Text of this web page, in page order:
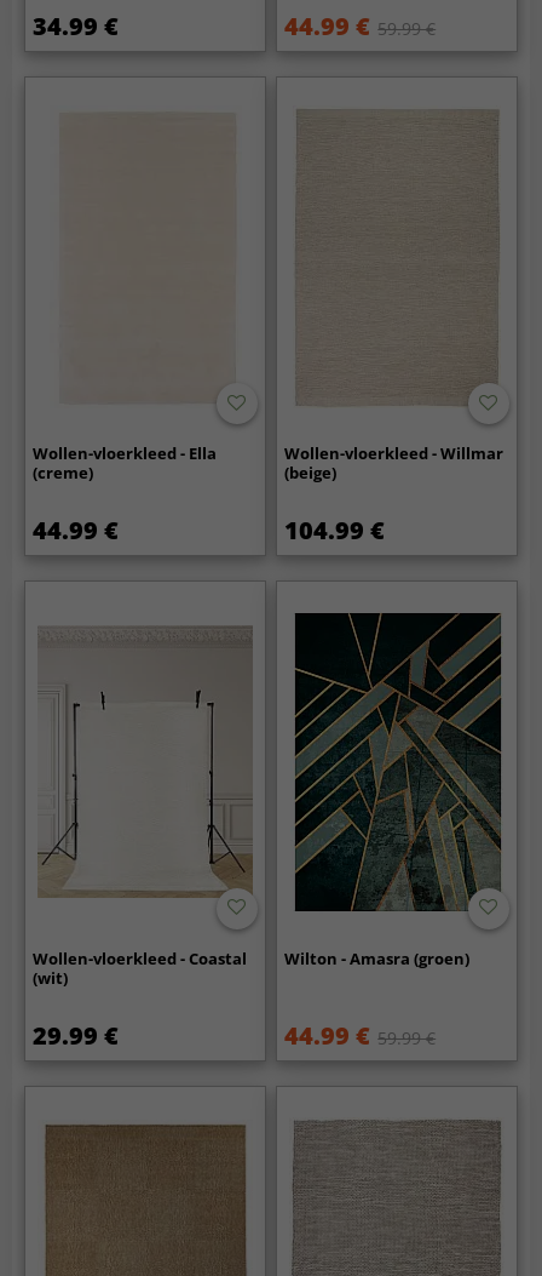
34.99 € 44.99 € 59.99 €
Wollen-vloerkleed - Ella
(creme)
44.99 €
Wollen-vloerkleed - Willmar
(beige)
104.99 €
Wollen-vloerkleed - Coastal
(wit)
29.99 €
Wilton - Amasra (groen)
44.99 € 59.99 €